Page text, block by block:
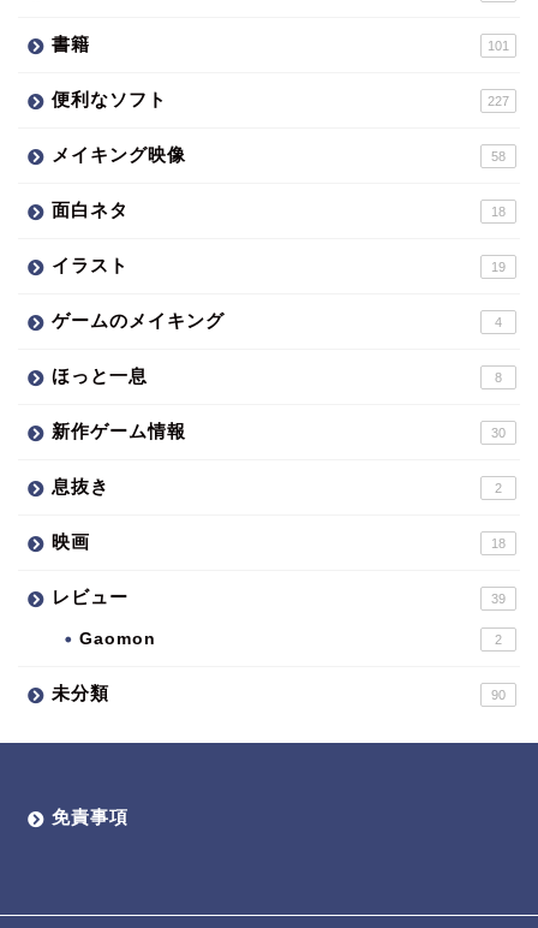
書籍 101
便利なソフト 227
メイキング映像 58
面白ネタ 18
イラスト 19
ゲームのメイキング 4
ほっと一息 8
新作ゲーム情報 30
息抜き 2
映画 18
レビュー 39
Gaomon 2
未分類 90
免責事項